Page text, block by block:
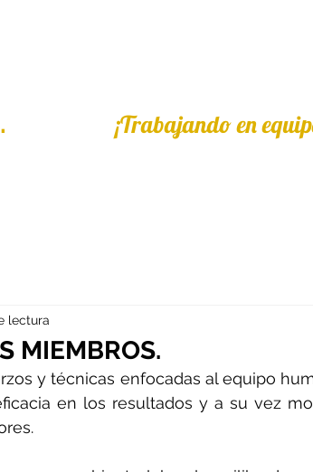
¡Trabajando en
MIEMBROS.
lectura
y técnicas enfocadas al equipo
en los resultados y a su vez